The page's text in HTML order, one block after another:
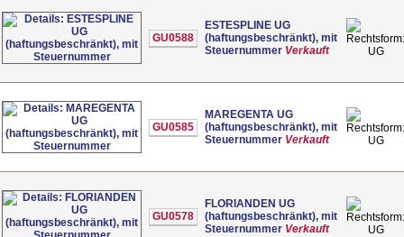
GU0588
ESTESPLINE UG
(haftungsbeschränkt), mit
Steuernummer Verkauft UG
GU0585
MAREGENTA UG
(haftungsbeschränkt), mit
Steuernummer Verkauft UG
GU0578
FLORIANDEN UG
(haftungsbeschränkt), mit
Steuernummer Verkauft UG